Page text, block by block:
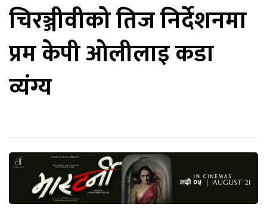
चिरञ्जीवीको तिज निर्देशनमा
प्रम केपी ओलीलाइ कडा
व्यंग्य